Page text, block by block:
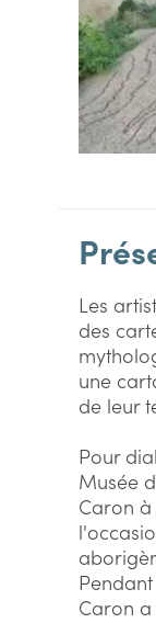
Les
des
une
de leur
Pour
Musée
Caron
Caron